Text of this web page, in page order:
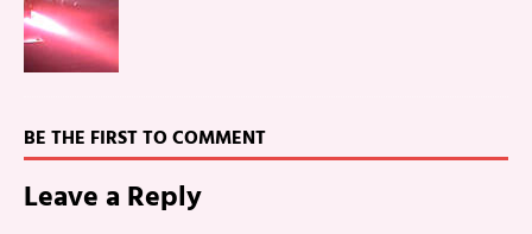
BE THE FIRST TO COMMENT
Leave a Reply